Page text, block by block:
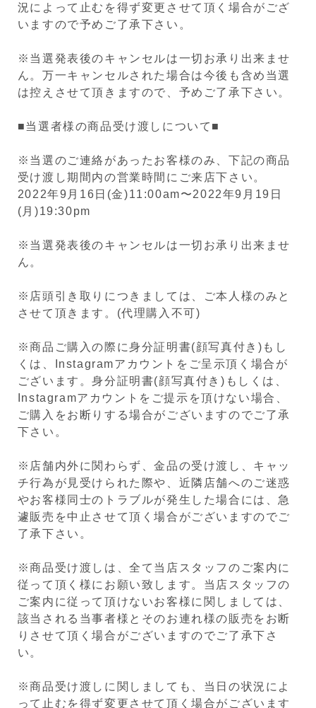
況によって止むを得ず変更させて頂く場合がござ
いますので予めご了承下さい。
※ 当選発表後のキャンセルは一切お承り出来ませ
ん。万一キャンセルされた場合は今後も含め当選
は控えさせて頂きますので、予めご了承下さい。
■当選者様の商品受け渡しについて■
※当選のご連絡があったお客様のみ、下記の商品
受け渡し期間内の営業時間にご来店下さい。
2022年9月16日(金)11:00am〜2022年9月19日
(月)19:30pm
※当選発表後のキャンセルは一切お承り出来ませ
ん。
※店頭引き取りにつきましては、ご本人様のみと
させて頂きます。(代理購入不可)
※商品ご購入の際に身分証明書(顔写真付き)もし
くは、Instagramアカウントをご呈示頂く場合が
ございます。身分証明書(顔写真付き)もしくは、
Instagramアカウントをご提示を頂けない場合、
ご購入をお断りする場合がございますのでご了承
下さい。
※店舗内外に関わらず、金品の受け渡し、キャッ
チ行為が見受けられた際や、近隣店舗へのご迷惑
やお客様同士のトラブルが発生した場合には、急
遽販売を中止させて頂く場合がございますのでご
了承下さい。
※商品受け渡しは、全て当店スタッフのご案内に
従って頂く様にお願い致します。当店スタッフの
ご案内に従って頂けないお客様に関しましては、
該当される当事者様とそのお連れ様の販売をお断
りさせて頂く場合がございますのでご了承下さ
い。
※商品受け渡しに関しましても、当日の状況によ
って止むを得ず変更させて頂く場合がございます